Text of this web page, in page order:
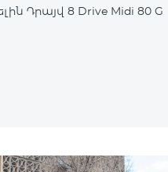
200 GB Իմացեք ավելին Դրայվ 8 Drive Midi 80 G